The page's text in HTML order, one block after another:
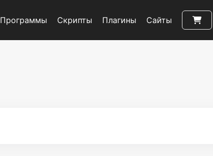
Программы Скрипты Плагины Сайты